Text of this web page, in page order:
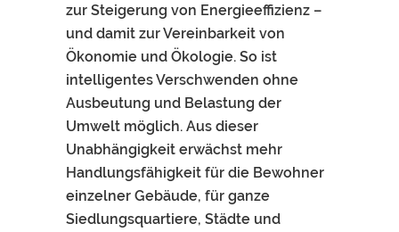
zur Steigerung von Energieeffizienz –
und damit zur Vereinbarkeit von
Ökonomie und Ökologie. So ist
intelligentes Verschwenden ohne
Ausbeutung und Belastung der
Umwelt möglich. Aus dieser
Unabhängigkeit erwächst mehr
Handlungsfähigkeit für die Bewohner
einzelner Gebäude, für ganze
Siedlungsquartiere, Städte und